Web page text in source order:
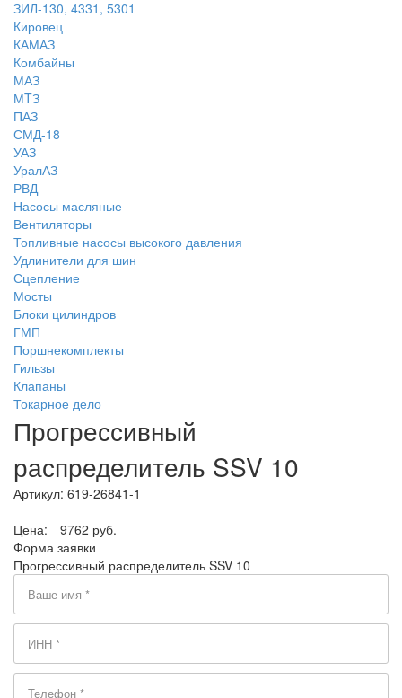
ЗИЛ-130, 4331, 5301
Кировец
КАМАЗ
Комбайны
МАЗ
МTЗ
ПАЗ
СМД-18
УАЗ
УралАЗ
РВД
Насосы масляные
Вентиляторы
Топливные насосы высокого давления
Удлинители для шин
Сцепление
Мосты
Блоки цилиндров
ГМП
Поршнекомплекты
Гильзы
Клапаны
Токарное дело
Прогрессивный
распределитель SSV 10
Артикул: 619-26841-1
Цена:
9762 руб.
Форма заявки
Прогрессивный распределитель SSV 10